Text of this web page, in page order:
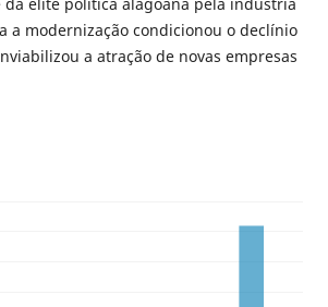
a modernização condicionou o declínio
a atração de novas empresas